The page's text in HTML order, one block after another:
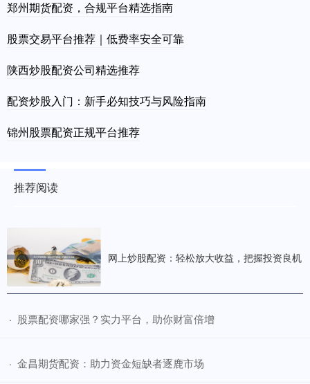
郑州期货配资，合规平台精选指南
股票交易平台推荐｜低费率安全可靠
陕西炒股配资公司精选推荐
配资炒股入门：新手必知技巧与风险指南
锦州股票配资正规平台推荐
推荐阅读
网上炒股配资：轻松放大收益，把握投资良机
· ​股票配资哪家强？实力平台，助你财富倍增
· ​金昌期货配资：助力资金短缺者逐鹿市场